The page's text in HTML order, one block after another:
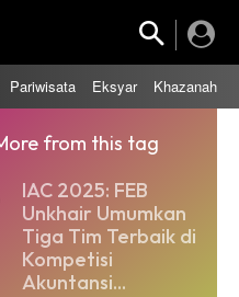
Pariwisata Eksyar Khazanah
from this tag
IAC 2025: FEB
Unkhair Umumkan
Tiga Tim Terbaik di
Kompetisi
Akuntansi...